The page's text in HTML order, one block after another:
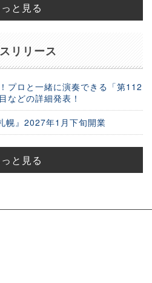
と見る
リリース
プロと一緒に演奏できる「第112
などの詳細発表！
幌』2027年1月下旬開業
と見る